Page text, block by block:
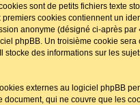
sont de petits fichiers texte
cookies contiennent un
anonyme (désigné ci-après par
phpBB. Un troisième cookie
stocke des informations sur les
externes au logiciel phpBB
document, qui ne couvre que les